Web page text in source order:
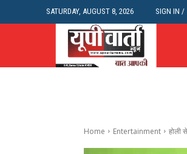
SATURDAY, AUGUST 8, 2026 SIGN IN /
Home Entertainment होली